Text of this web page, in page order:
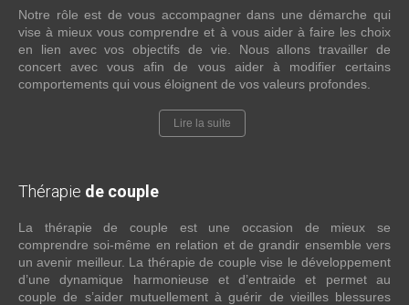
Notre rôle est de vous accompagner dans une démarche qui
vise à mieux vous comprendre et à vous aider à faire les choix
en lien avec vos objectifs de vie. Nous allons travailler de
concert avec vous afin de vous aider à modifier certains
comportements qui vous éloignent de vos valeurs profondes.
Lire la suite
Thérapie de couple
La thérapie de couple est une occasion de mieux se
comprendre soi-même en relation et de grandir ensemble vers
un avenir meilleur. La thérapie de couple vise le développement
d’une dynamique harmonieuse et d’entraide et permet au
couple de s’aider mutuellement à guérir de vieilles blessures